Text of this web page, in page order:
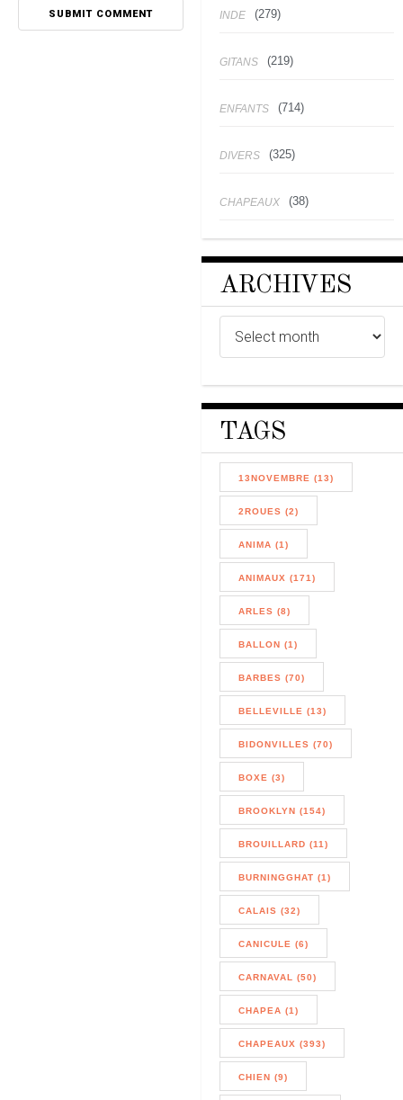
INDE (279)
GITANS (219)
ENFANTS (714)
DIVERS (325)
CHAPEAUX (38)
ARCHIVES
TAGS
13NOVEMBRE (13)
2ROUES (2)
ANIMA (1)
ANIMAUX (171)
ARLES (8)
BALLON (1)
BARBES (70)
BELLEVILLE (13)
BIDONVILLES (70)
BOXE (3)
BROOKLYN (154)
BROUILLARD (11)
BURNINGGHAT (1)
CALAIS (32)
CANICULE (6)
CARNAVAL (50)
CHAPEA (1)
CHAPEAUX (393)
CHIEN (9)